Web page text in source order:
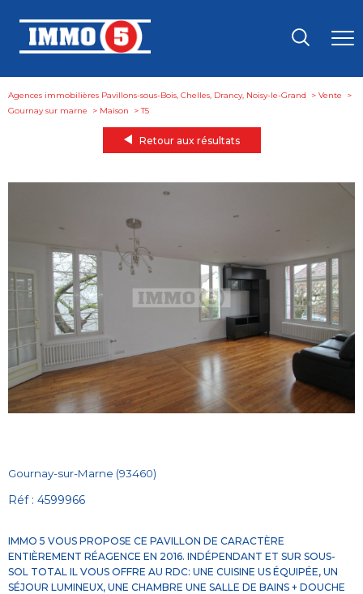
Agences immobilières Pavillons-sous-Bois, Chelles, Drancy, Noisy-le-Grand
Vente
Gournay sur marne
Maison t5
Retour aux résultats
Gournay-sur-Marne (93460)
Réf : 4599966
IMMO 5 VOUS PROPOSE CE PAVILLON DE CARACTÈRE
ENTIÈREMENT RÉAGENCE EN 2016. INDÉPENDANT ET SUR SOUS-
SOL TOTAL IL VOUS OFFRE AU RDC: UNE CUISINE US ÉQUIPÉE, UN
SÉJOUR LUMINEUX, UNE CHAMBRE UNE SALLE DE BAINS + DOUCHE